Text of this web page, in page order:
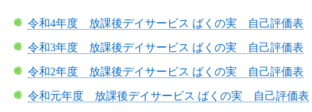
令和4年度 放課後デイサービス ばくの実 自己評価表
令和3年度 放課後デイサービス ばくの実 自己評価表
令和2年度 放課後デイサービス ばくの実 自己評価表
令和元年度 放課後デイサービス ばくの実 自己評価表